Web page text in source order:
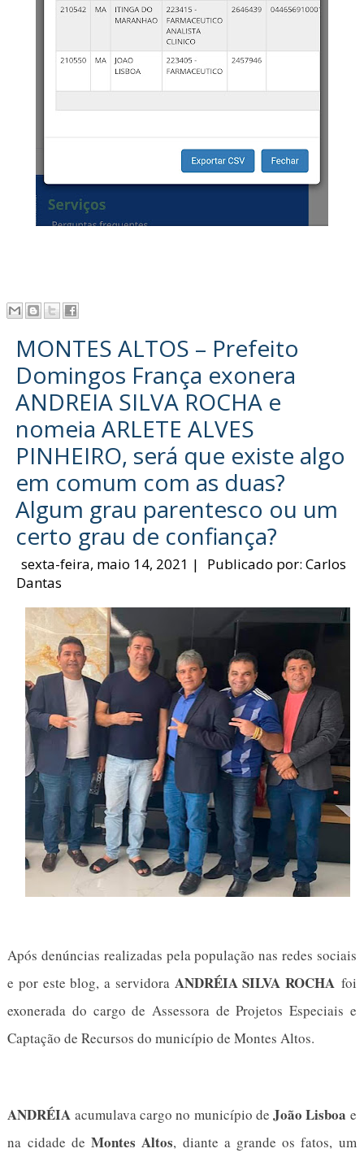
MONTES ALTOS – Prefeito
Domingos França exonera
ANDREIA SILVA ROCHA e
nomeia ARLETE ALVES
PINHEIRO, será que existe algo
em comum com as duas?
Algum grau parentesco ou um
certo grau de confiança?
sexta-feira, maio 14, 2021 | Publicado por:Carlos
Dantas
Após denúncias realizadas pela população nas redes sociais
e por este blog, a servidora ANDRÉIA SILVA ROCHAfoi
exonerada do cargo de Assessora de Projetos Especiais e
Captação de Recursos do município de Montes Altos.
ANDRÉIA acumulava cargo no município deJoão Lisboa e
na cidade deMontes Altos, diante a grande os fatos, um